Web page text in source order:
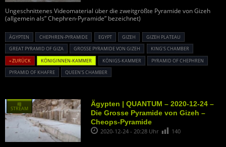
Ungeschnittenes Videomaterial über die zweitgrößte Pyramide von Gizeh
(allgemein als” Chephren-Pyramide” bezeichnet)
ÄGYPTEN CHEPHREN-PYRAMIDE EGYPT GIZEH
GIZEH PLATEAU
GREAT PYRAMID OF GIZA
GROSSE PYRAMIDE VON GIZEH
KING'S CHAMBER
« ZURÜCK
KÖNIGINNEN-KAMMER KÖNIGS-KAMMER
PYRAMID OF CHEPHREN
PYRAMID OF KHAFRE
QUEEN'S CHAMBER
Ägypten | QUANTUM – 2020-12-24 –
Die Grosse Pyramide von Gizeh –
Cheops-Pyramide
2020-12-24 - 20:28 Uhr 140
種
STREAM